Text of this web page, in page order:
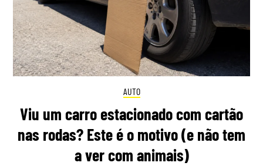
AUTO
Viu um carro estacionado com cartão
nas rodas? Este é o motivo (e não tem
a ver com animais)